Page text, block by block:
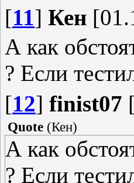
[11] Кен
А как
? Если
[12] finist07
Quote (Кен)
А как
? Если